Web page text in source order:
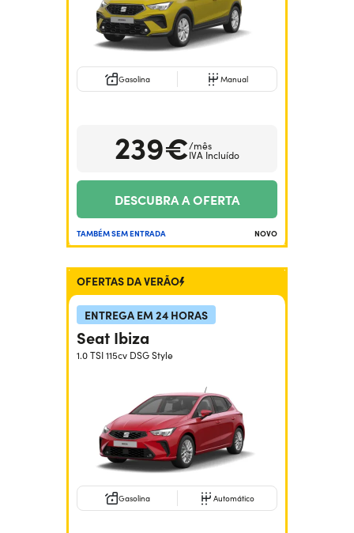
Gasolina Manual
239€/mês
IVA Incluído
DESCUBRA A OFERTA
TAMBÉM SEM ENTRADA NOVO
OFERTAS DA VERÃO
ENTREGA EM 24 HORAS
Seat Ibiza
1.0 TSI 115cv DSG Style
Gasolina Automático